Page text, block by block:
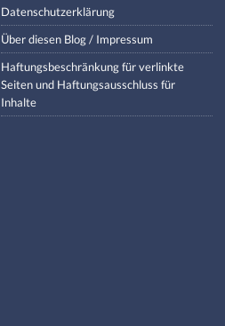
Datenschutzerklärung
Über diesen Blog / Impressum
Haftungsbeschränkung für verlinkte
Seiten und Haftungsausschluss für
Inhalte